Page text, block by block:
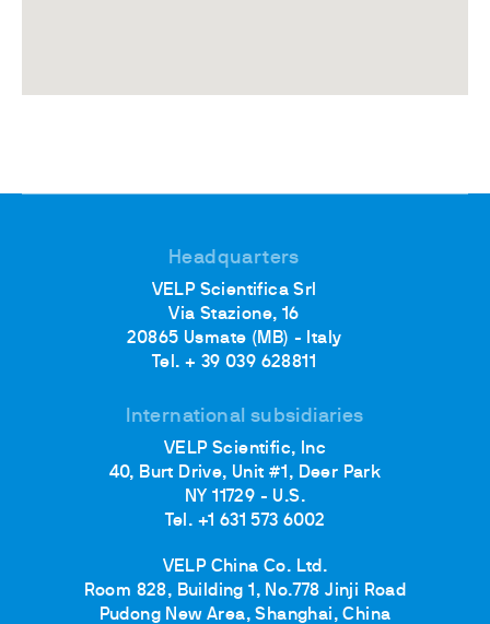
Headquarters
VELP Scientifica Srl
Via Stazione, 16
20865 Usmate (MB) - Italy
Tel. + 39 039 628811
International subsidiaries
VELP Scientific, Inc
40, Burt Drive, Unit #1, Deer Park
NY 11729 - U.S.
Tel. +1 631 573 6002
VELP China Co. Ltd.
Room 828, Building 1, No.778 Jinji Road
Pudong New Area, Shanghai, China